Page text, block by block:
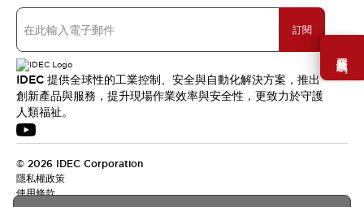
需要幫助嗎？
訂閱
IDEC 提供全球性的工業控制、安全與自動化解決方案，推出
創新產品與服務，提升現場作業效率與安全性，更致力於守護
人類福祉。
© 2026 IDEC Corporation
隱私權政策
使用條款